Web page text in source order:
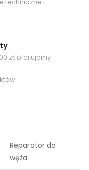
techniczne i
zł, oferujemy
Reparator do
węża